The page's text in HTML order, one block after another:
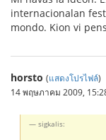
internacionalan
mondo. Kion vi
horsto (แสดงโปรไฟล์)
14 พฤษภาคม 2009,
sigkalis: